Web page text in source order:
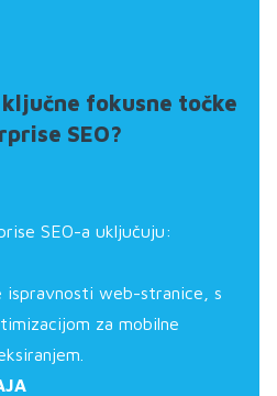
fokusne točke
SEO?
SEO-a uključuju:
ispravnosti web-stranice, s
za mobilne